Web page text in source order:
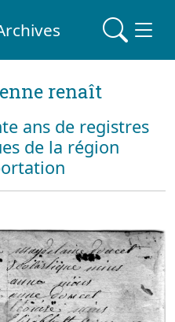
renaît
ans de registres
de la région